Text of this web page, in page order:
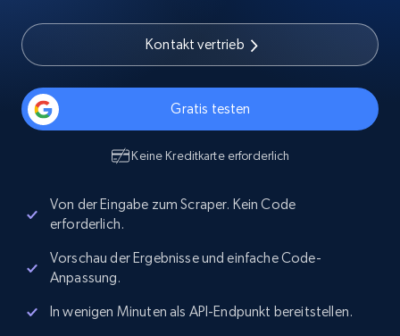
Kontakt vertrieb
Gratis testen
Keine Kreditkarte erforderlich
Von der Eingabe zum Scraper. Kein Code
erforderlich.
Vorschau der Ergebnisse und einfache Code-
Anpassung.
In wenigen Minuten als API-Endpunkt bereitstellen.